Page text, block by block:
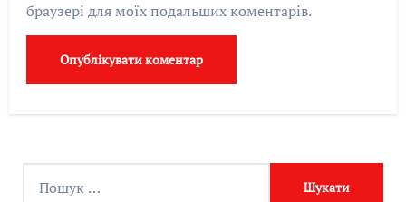
браузері для моїх подальших коментарів.